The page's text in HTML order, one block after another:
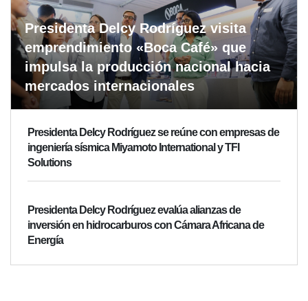
Presidenta Delcy Rodríguez visita
emprendimiento «Boca Café» que
impulsa la producción nacional hacia
mercados internacionales
Presidenta Delcy Rodríguez se reúne con empresas de
ingeniería sísmica Miyamoto International y TFI
Solutions
Presidenta Delcy Rodríguez evalúa alianzas de
inversión en hidrocarburos con Cámara Africana de
Energía